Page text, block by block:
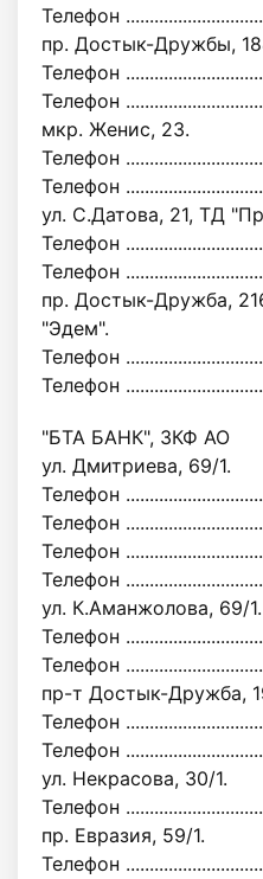
Телефон
пр. Достык-Дружбы,
Телефон
Телефон
мкр. Женис, 23.
Телефон
Телефон
ул. С.Датова, 21, ТД
Телефон
Телефон
пр. Достык-Дружба,
"Эдем".
Телефон
Телефон
"БТА БАНК", ЗКФ АО
ул. Дмитриева, 69/1.
Телефон
Телефон
Телефон
Телефон
ул. К.Аманжолова, 69/1.
Телефон
Телефон
пр-т Достык-Дружба,
Телефон
Телефон
ул. Некрасова, 30/1.
Телефон
пр. Евразия, 59/1.
Телефон